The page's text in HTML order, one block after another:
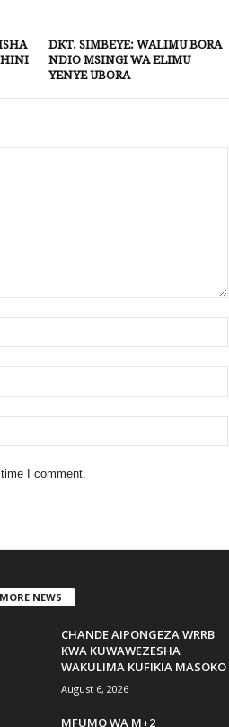
DKT. SIMBEYE: WALIMU BORA
NDIO MSINGI WA ELIMU
YENYE UBORA
I comment.
NEWS
CHANDE AIPONGEZA WRRB
KWA KUWAWEZESHA
WAKULIMA KUFIKIA MASOKO
August 6, 2026
MFUMO WA M+2